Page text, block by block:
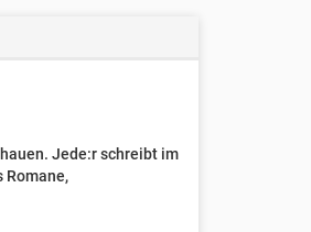
Jede:r schreibt im
Romane,